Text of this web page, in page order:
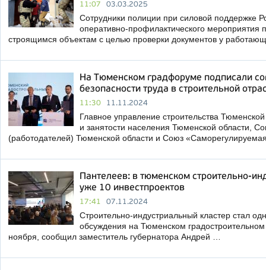
11:07 03.03.2025
Сотрудники полиции при силовой поддержке
оперативно-профилактического мероприятия
строящимся объектам с целью проверки документов у
На Тюменском градфоруме подписали
безопасности труда в строительной
11:30 11.11.2024
Главное управление строительства
и занятости населения Тюменской области,
(работодателей) Тюменской области и Союз
Пантелеев: в тюменском строительно-
уже 10 инвестпроектов
17:41 07.11.2024
Строительно-индустриальный кластер стал
обсуждения на Тюменском
ноября, сообщил заместитель губернатора Андрей …